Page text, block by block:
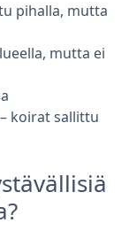
pihalla, mutta
mutta ei
koirat sallittu